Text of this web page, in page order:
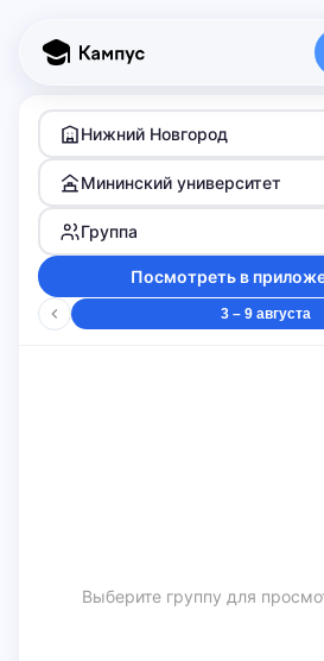
Нижний Новгород
Мининский университет
Группа
Посмотреть в
3 – 9 августа
Выберите группу для